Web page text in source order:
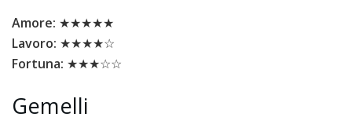
Amore: ★★★★★
Lavoro: ★★★★☆
Fortuna: ★★★☆☆
Gemelli